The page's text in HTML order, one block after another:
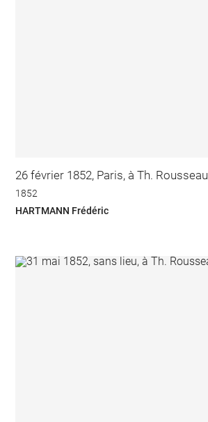
26 février 1852, Paris, à Th. Rousseau
1852
HARTMANN Frédéric